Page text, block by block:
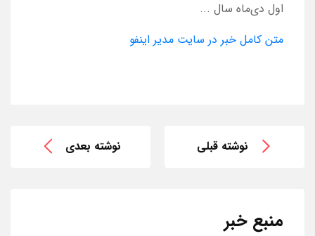
اول دی‌ماه سال ...
متن کامل خبر در سایت مدیر اینفو
نوشته قبلی نوشته بعدی
منبع خبر